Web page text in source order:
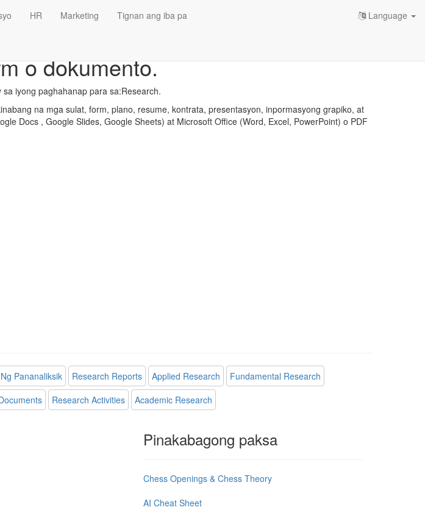
HR Marketing Tignan ang iba pa Language
o dokumento.
iyong paghahanap para sa:Research.
na mga sulat, form, plano, resume, kontrata, presentasyon, inpormasyong grapiko, at
Docs , Google Slides, Google Sheets) at Microsoft Office (Word, Excel, PowerPoint) o PDF
Pananaliksik Research Reports Applied Research
Fundamental Research
Research Activities Academic Research
Pinakabagong paksa
Chess Openings & Chess Theory
AI Cheat Sheet